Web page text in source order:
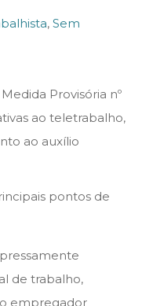
, Sem
Provisória nº
ao teletrabalho,
ao auxílio
pontos de
de trabalho,
empregador